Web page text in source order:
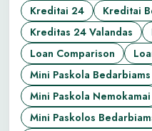
Kreditai 24
Kreditai
Kreditas 24 Valandas
Loan Comparison
Mini Paskola Bedarbiams
Mini Paskola Nemokamai
Mini Paskolos